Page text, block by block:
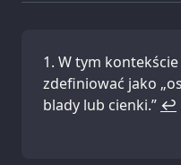
W tym kontekście
zdefiniować jako
blady lub cienki.” ↩